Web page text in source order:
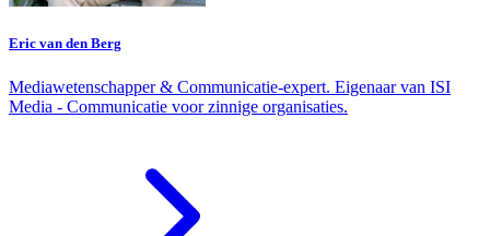
Eric van den Berg
Mediawetenschapper & Communicatie-expert. Eigenaar van ISI
Media - Communicatie voor zinnige organisaties.